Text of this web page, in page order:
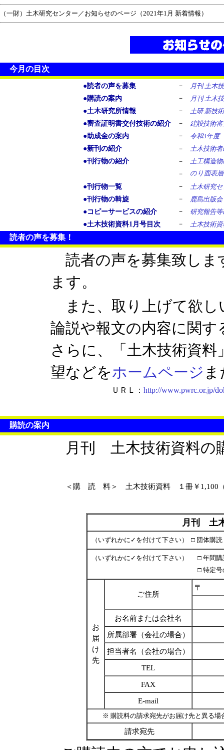
（一財）土木研究センター／お知らせのページ（2021年1月 新着情報）
今月の目次
●読者の声を募集 －
月刊 土木
●購読の案内
－
月刊 土木
●土木研究所情報
－
土研 新技
●審査証明書交付技術の紹介
－
建設技術
●助成金の案内
－
令和3年度
●新刊の紹介
－
土木技術
●刊行物の紹介
－
土工構造
－
のり面表
●刊行物一覧
－
土木研究
●刊行物の斡旋
－
鹿島出版
●コピーサービスの紹介
－
研究報告
●土木技術資料1月号目次
－ 土木技術
読者の声を募集！
読者の声を募集致しま
ます。
また、取り上げて欲し
論説や報文の内容に関
さらに、「土木技術資
望などをホームページ
ＵＲＬ： http://www.pwrc.or.jp/
購読の案内
月刊 土木技術資料の
＜購 読 料＞ 土木技術資料 １冊￥1,100（税
月刊 土
（いずれかに✓を付けて下さい） □ 団体
（いずれかに✓を付けて下さい）
□ 年
□ 特
お
届
け
先
ご住所
〒
お名前または会社名
所属部署（会社の場合）
担当者名（会社の場合）
TEL
FAX
E-mail
※ 購読料の請求宛先がお届け先と異る場
請求宛先